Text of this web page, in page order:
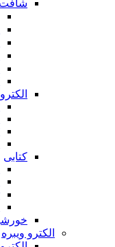
شافت
کتابی
الکترو ویبره